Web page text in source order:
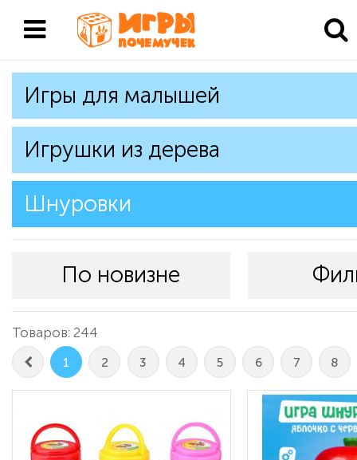
Игры для малышей
Игрушки из дерева
Шнуровки
По новизне
Товаров: 244
1 2 3 4 5 6 7 8